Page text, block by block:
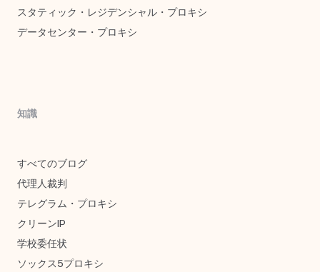
スタティック・レジデンシャル・プロキシ
データセンター・プロキシ
知識
すべてのブログ
代理人裁判
テレグラム・プロキシ
クリーンIP
学校委任状
ソックス5プロキシ